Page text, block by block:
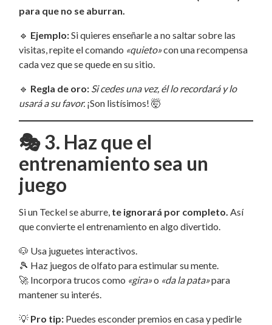
para que no se aburran.
🔹 Ejemplo:Si quieres enseñarle a no saltar sobre las
visitas, repite el comando «quieto»con una recompensa
cada vez que se quede en su sitio.
🔹 Regla de oro: Si cedes una vez, él lo recordará y lo
usará a su favor. ¡Son listísimos! 🤯
🎭3. Haz que el
entrenamiento sea un
juego
Si un Teckel se aburre, te ignorará por completo. Así
que convierte el entrenamiento en algo divertido.
🐶 Usa juguetes interactivos.
🎾 Haz juegos de olfato para estimular su mente.
🚀 Incorpora trucos como «gira»o «da la pata»para
mantener su interés.
💡 Pro tip: Puedes esconder premios en casa y pedirle